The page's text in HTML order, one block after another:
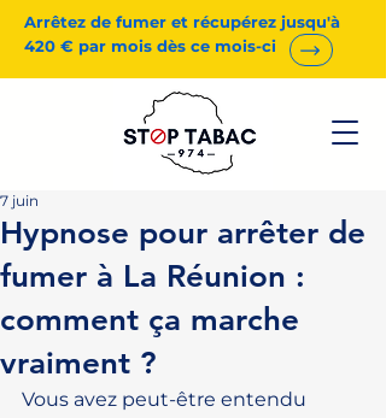
Arrêtez de fumer et récupérez jusqu'à
420 € par mois dès ce mois-ci
Hypnose pour arrêter de
fumer à La Réunion :
comment ça marche
vraiment ?
7 juin
Vous avez peut-être entendu